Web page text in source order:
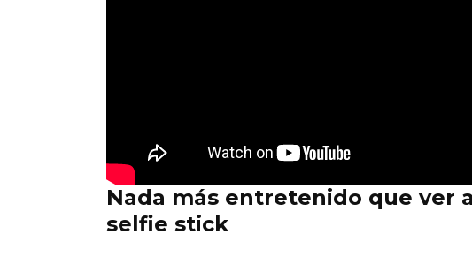
Nada más entretenido que ver
selfie stick